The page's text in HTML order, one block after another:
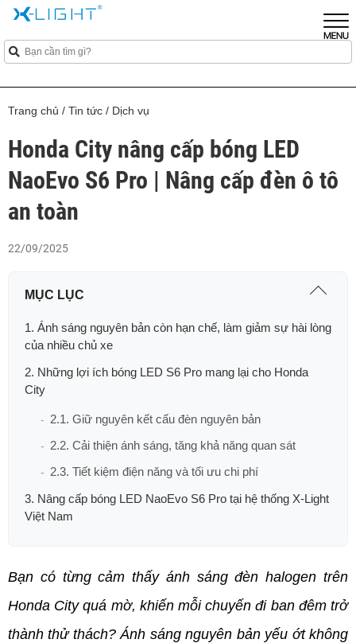
Trang chủ / Tin tức / Dịch vụ
Honda City nâng cấp bóng LED
NaoEvo S6 Pro | Nâng cấp đèn ô tô
an toàn
22/09/2025
MỤC LỤC
1. Ánh sáng nguyên bản còn hạn chế, làm giảm sự hài lòng
của nhiều chủ xe
2. Những lợi ích bóng LED S6 Pro mang lại cho Honda
City
2.1. Giữ nguyên kết cấu đèn nguyên bản
2.2. Cải thiện ánh sáng, tăng khả năng quan sát
2.3. Tiết kiệm điện năng và tối ưu chi phí
3. Nâng cấp bóng LED NaoEvo S6 Pro tại hệ thống X-Light
Việt Nam
Bạn có từng cảm thấy ánh sáng đèn halogen trên
Honda City quá mờ, khiến mỗi chuyến đi ban đêm trở
thành thử thách? Ánh sáng nguyên bản yếu ớt không